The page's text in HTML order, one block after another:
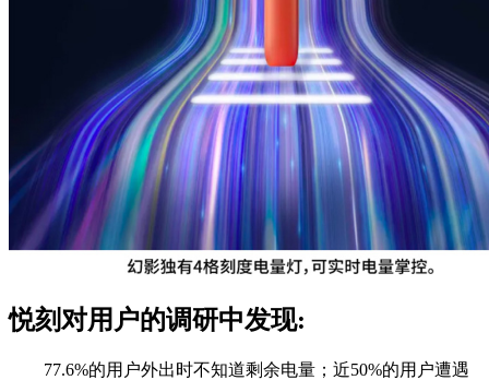
悦刻对用户的调研中发现:
77.6%的用户外出时不知道剩余电量；近50%的用户遭遇